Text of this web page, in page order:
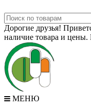
Дорогие друзья!
наличие товара и
МЕНЮ